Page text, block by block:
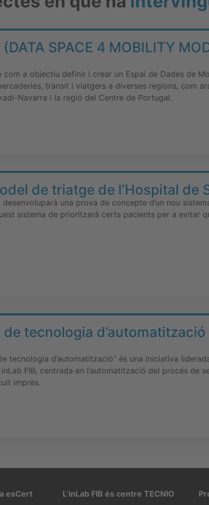
SPACE 4 MOBILITY
com a objectiu definir i crear un Espai de Dades de
trànsit i viatgers a diverses regions, com
Navarra i la regió del Centre de Portugal.
de triatge de l’Hospital de
desenvoluparà una prova de concepte d’un nou
sistema de prioritzarà certs pacients per a evitar
tecnologia d’automatització
tecnologia d’automatització” és una iniciativa
FIB, centrada en l’automatització del procés de
imprès.
esCert L’inLab FIB és centre TECNIO